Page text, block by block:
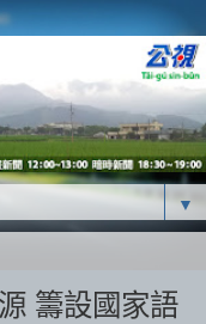
▼
籌設國家語